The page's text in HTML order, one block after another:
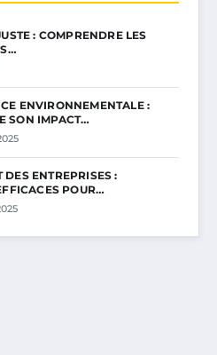
: COMPRENDRE LES
ENVIRONNEMENTALE :
SON IMPACT…
DES ENTREPRISES :
POUR…